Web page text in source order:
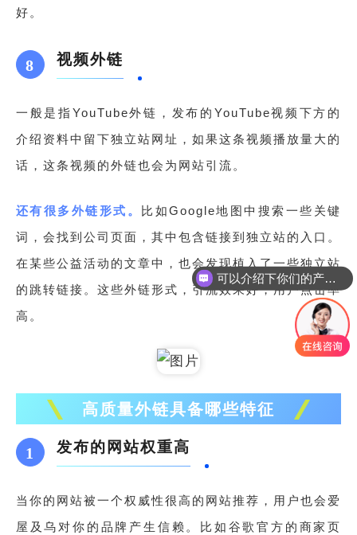
好。
8 视频外链
一般是指YouTube外链，发布的YouTube视频下方的
介绍资料中留下独立站网址，如果这条视频播放量大的
话，这条视频的外链也会为网站引流。
还有很多外链形式。
比如Google地图中搜索一些关键
词，会找到公司页面，其中包含链接到独立站的入口。
在某些公益活动的文章中，也会发现植入了一些独立站
的跳转链接。这些外链形式，引流效果好，用户点击率
高。
高质量外链具备哪些特征
1 发布的网站权重高
当你的网站被一个权威性很高的网站推荐，用户也会爱
屋及乌对你的品牌产生信赖。比如谷歌官方的商家页
可以介绍下你们的产品么